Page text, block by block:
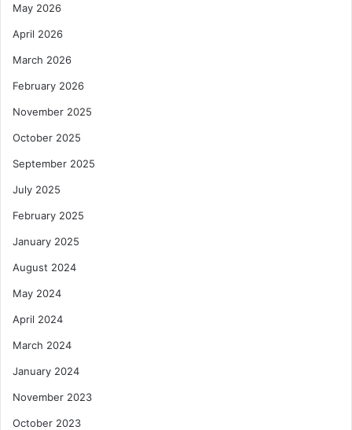
May 2026
April 2026
March 2026
February 2026
November 2025
October 2025
September 2025
July 2025
February 2025
January 2025
August 2024
May 2024
April 2024
March 2024
January 2024
November 2023
October 2023